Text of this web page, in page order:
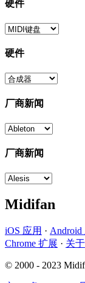
硬件
硬件
厂商新闻
厂商新闻
Midifan
iOS 应用 · Android
Chrome 扩展 · 关于
© 2000 - 2023